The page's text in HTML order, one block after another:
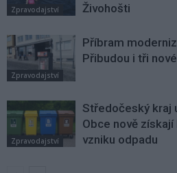
Zpravodajství
Živohošti
Zpravodajství
Příbram
Přibudou i tři
Zpravodajství
Středočeský kraj
Obce nově
vzniku odpadu